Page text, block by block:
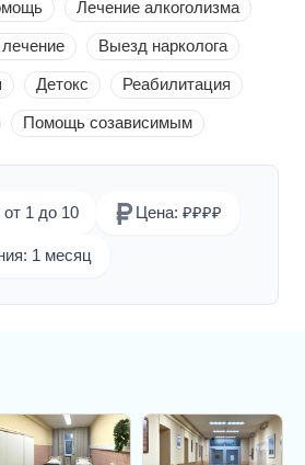
Лечение алкоголизма
Выезд нарколога
Детокс Реабилитация
Помощь созависимым
1 до 10 Цена: ₽₽₽₽
1 месяц